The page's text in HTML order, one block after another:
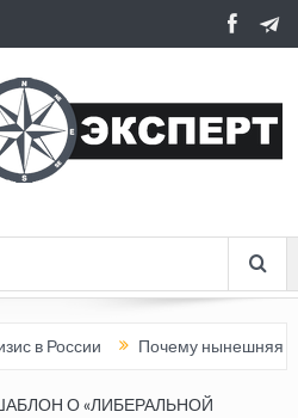
Почему нынешняя Россия
О «ЛИБЕРАЛЬНОЙ